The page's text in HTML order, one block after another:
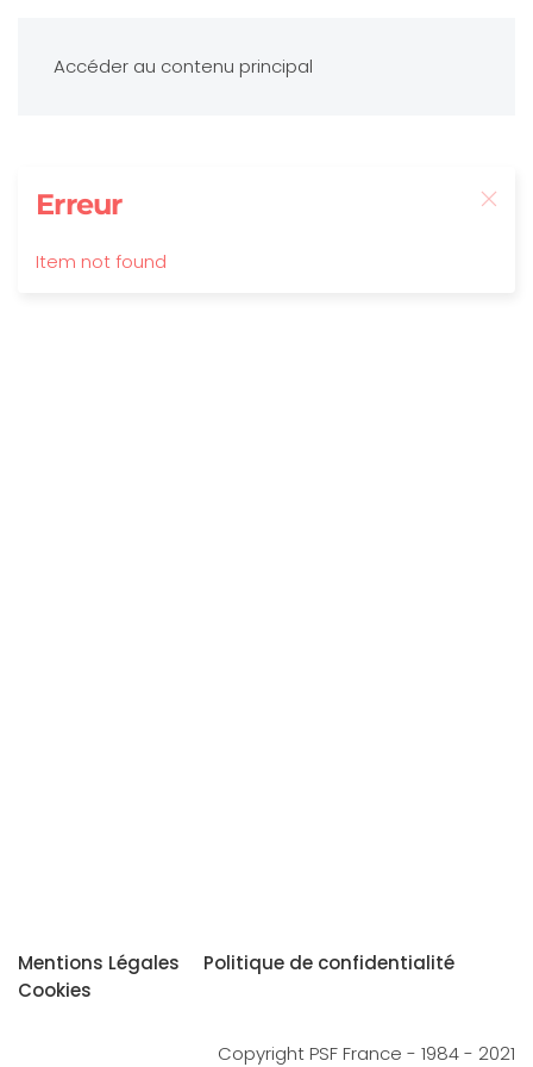
Accéder au contenu principal
Erreur
Item not found
Mentions Légales
Politique de confidentialité
Cookies
Copyright PSF France - 1984 - 2021